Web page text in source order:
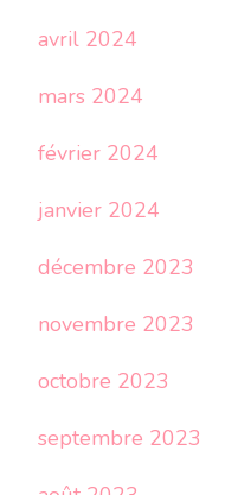
avril 2024
mars 2024
février 2024
janvier 2024
décembre 2023
novembre 2023
octobre 2023
septembre 2023